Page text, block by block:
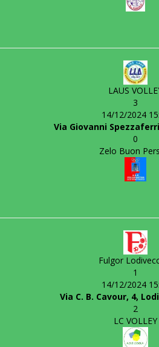
LAUS
3
14/12/2024
Via Giovanni
0
Zelo Buon
Fulgor
1
14/12/2024
Via C. B. Cavour, 4,
2
LC VOLLEY